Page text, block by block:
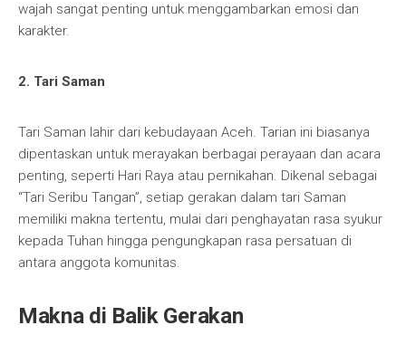
wajah sangat penting untuk menggambarkan emosi dan
karakter.
2. Tari Saman
Tari Saman lahir dari kebudayaan Aceh. Tarian ini biasanya
dipentaskan untuk merayakan berbagai perayaan dan acara
penting, seperti Hari Raya atau pernikahan. Dikenal sebagai
“Tari Seribu Tangan”, setiap gerakan dalam tari Saman
memiliki makna tertentu, mulai dari penghayatan rasa syukur
kepada Tuhan hingga pengungkapan rasa persatuan di
antara anggota komunitas.
Makna di Balik Gerakan